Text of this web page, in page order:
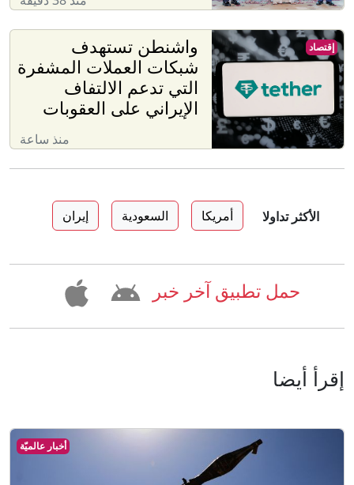
واشنطن تستهدف
شبكات العملات المشفرة
التي تدعم الالتفاف
الإيراني على العقوبات
منذ ساعة
إقتصاد
الأكثر تداولا أمريكا السعودية إيران
حمل تطبيق آخر خبر
إقرأ أيضا
أخبار عالميّة